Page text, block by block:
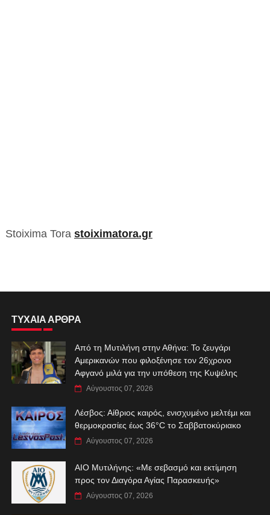
Stoixima Tora stoiximatora.gr
ΤΥΧΑΙΑ ΑΡΘΡΑ
Από τη Μυτιλήνη στην Αθήνα: Το ζευγάρι
Αμερικανών που φιλοξένησε τον 26χρονο
Αφγανό μιλά για την υπόθεση της Κυψέλης
Αύγουστος 07, 2026
Λέσβος: Αίθριος καιρός, ενισχυμένο μελτέμι και
θερμοκρασίες έως 36°C το Σαββατοκύριακο
Αύγουστος 07, 2026
ΑIO Μυτιλήνης: «Με σεβασμό και εκτίμηση
προς τον Διαγόρα Αγίας Παρασκευής»
Αύγουστος 07, 2026